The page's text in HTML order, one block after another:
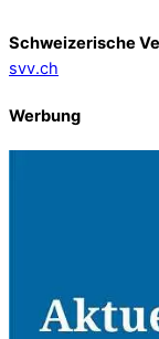
Schweizerische
svv.ch
Werbung